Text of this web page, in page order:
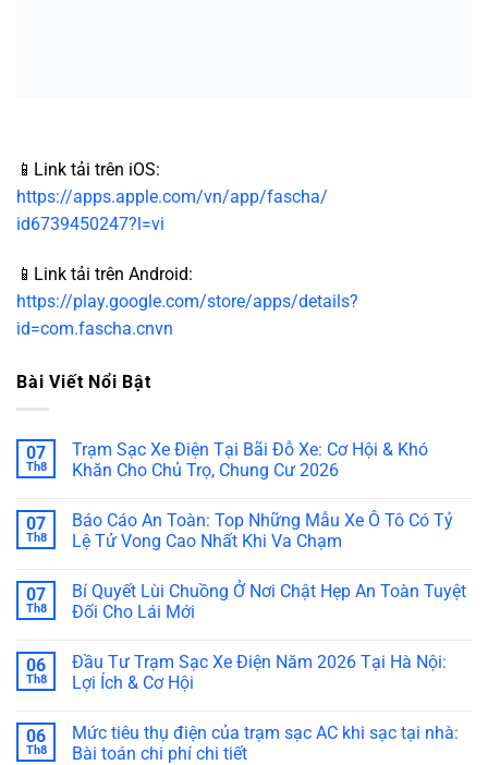
📱Link tải trên iOS:
https://apps.apple.com/vn/app/fascha/
id6739450247?l=vi
📱Link tải trên Android:
https://play.google.com/store/apps/details?
id=com.fascha.cnvn
Bài Viết Nổi Bật
07
Th8
Trạm Sạc Xe Điện Tại Bãi Đỗ Xe: Cơ Hội & Khó
Khăn Cho Chủ Trọ, Chung Cư 2026
07
Th8
Báo Cáo An Toàn: Top Những Mẫu Xe Ô Tô Có Tỷ
Lệ Tử Vong Cao Nhất Khi Va Chạm
07
Th8
Bí Quyết Lùi Chuồng Ở Nơi Chật Hẹp An Toàn Tuyệt
Đối Cho Lái Mới
06
Th8
Đầu Tư Trạm Sạc Xe Điện Năm 2026 Tại Hà Nội:
Lợi Ích & Cơ Hội
06
Th8
Mức tiêu thụ điện của trạm sạc AC khi sạc tại nhà:
Bài toán chi phí chi tiết